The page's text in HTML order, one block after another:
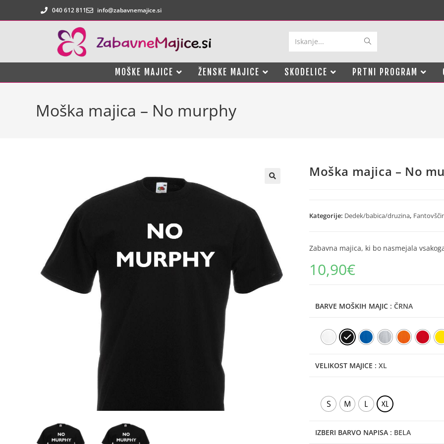
040 612 811 info@zabavnemajice.si
Iskanje...
MOŠKE MAJICE ŽENSKE MAJICE SKODELICE PRTNI PROGRAM
Moška majica – No murphy
Moška majica – No
Kategorije: Dedek/babica/druzina,
Zabavna majica, ki bo nasmejala
10,90€
BARVE MOŠKIH MAJIC : ČRNA
VELIKOST MAJICE : XL
S M L XL
IZBERI BARVO NAPISA : BELA